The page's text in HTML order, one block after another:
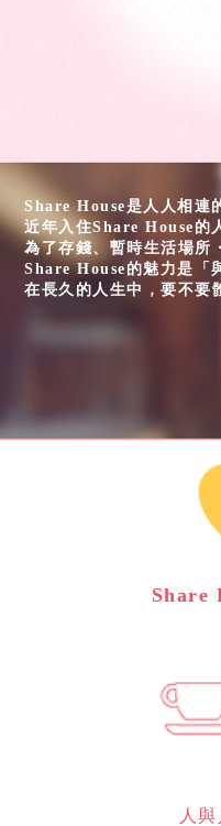
Share House是人人相連
近年入住Share House的
為了存錢、暫時生活場所
Share House的魅力是「
在長久的人生中，要不要
Share
人